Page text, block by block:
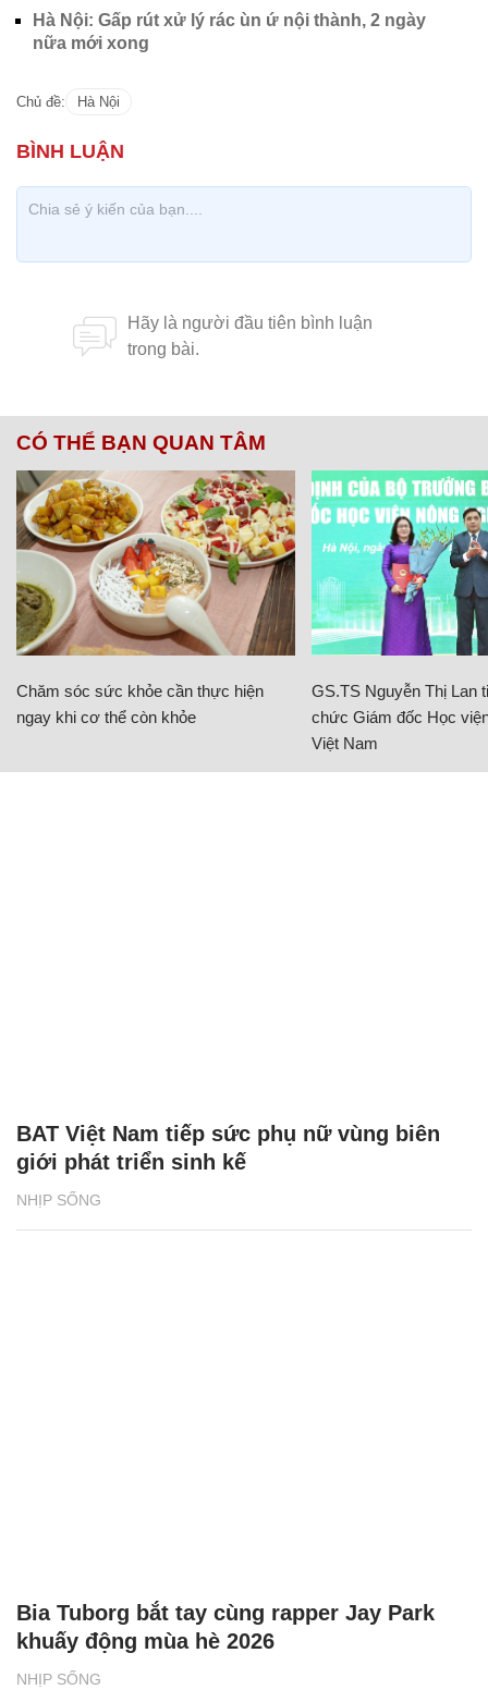
Hà Nội: Gấp rút xử lý rác ùn ứ nội thành, 2 ngày
nữa mới xong
Chủ đề: Hà Nội
CÓ THỂ BẠN QUAN TÂM
Chăm sóc sức khỏe cần thực hiện
ngay khi cơ thể còn khỏe
GS.TS Nguyễn Thị Lan
chức Giám đốc Học
Việt Nam
NHỊP SỐNG
BAT Việt Nam tiếp sức phụ nữ vùng biên
giới phát triển sinh kế
NHỊP SỐNG
Bia Tuborg bắt tay cùng rapper Jay Park
khuấy động mùa hè 2026